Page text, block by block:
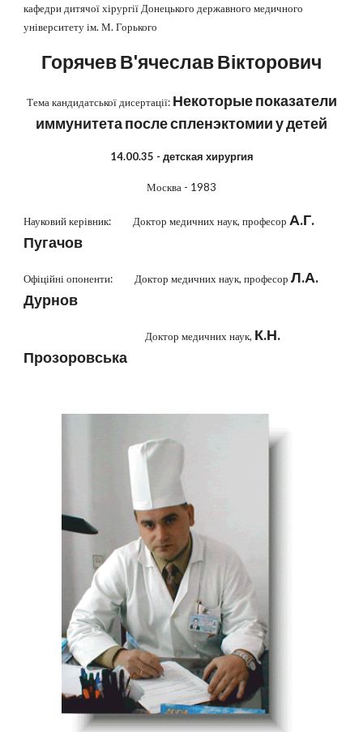
кафедри дитячої хірургії Донецького державного медичного
університету ім. М. Горького
Горячев В'ячеслав Вікторович
Тема кандидатської дисертації: Некоторые показатели
иммунитета после спленэктомии у детей
14.00.35 - детская хирургия
Москва - 1983
Науковий керівник: Доктор медичних наук, професор А.Г.
Пугачов
Офіційні опоненти: Доктор медичних наук, професорЛ.А.
Дурнов
Доктор медичних наук, К.Н.
Прозоровська